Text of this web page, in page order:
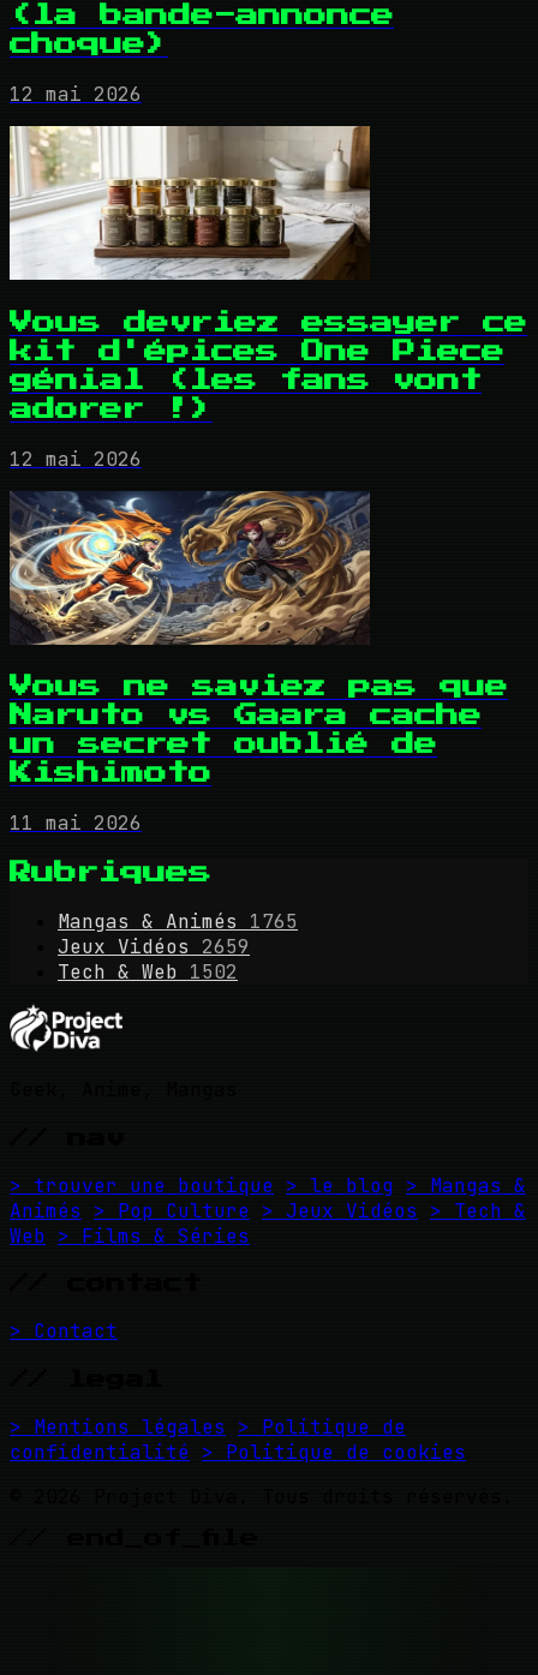
(la bande-annonce
choque)
12 mai 2026
Vous devriez essayer ce
kit d'épices One Piece
génial (les fans vont
adorer !)
12 mai 2026
Vous ne saviez pas que
Naruto vs Gaara cache
un secret oublié de
Kishimoto
11 mai 2026
Rubriques
Mangas & Animés
1765
Jeux Vidéos
2659
Tech & Web 1502
> trouver une boutique > le blog > Mangas &
Animés
> Pop Culture > Jeux Vidéos
> Tech &
Web > Films & Séries
> Contact
> Mentions légales
> Politique de
confidentialité > Politique de cookies